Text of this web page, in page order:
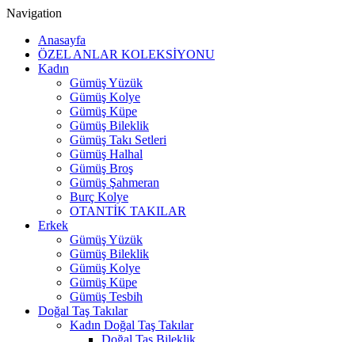
Navigation
Anasayfa
ÖZEL ANLAR KOLEKSİYONU
Kadın
Gümüş Yüzük
Gümüş Kolye
Gümüş Küpe
Gümüş Bileklik
Gümüş Takı Setleri
Gümüş Halhal
Gümüş Broş
Gümüş Şahmeran
Burç Kolye
OTANTİK TAKILAR
Erkek
Gümüş Yüzük
Gümüş Bileklik
Gümüş Kolye
Gümüş Küpe
Gümüş Tesbih
Doğal Taş Takılar
Kadın Doğal Taş Takılar
Doğal Taş Bileklik